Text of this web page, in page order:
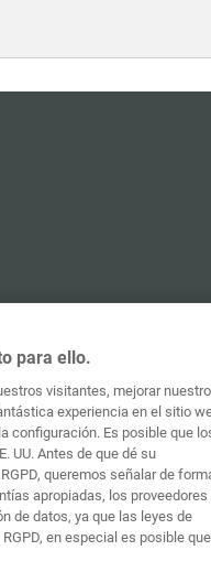
para ello.
visitantes, mejorar
experiencia en el sitio
configuración. Es posible que
UU. Antes de que dé su
queremos señalar de
apropiadas, los proveedores
de datos, ya que las leyes de
en especial es posible